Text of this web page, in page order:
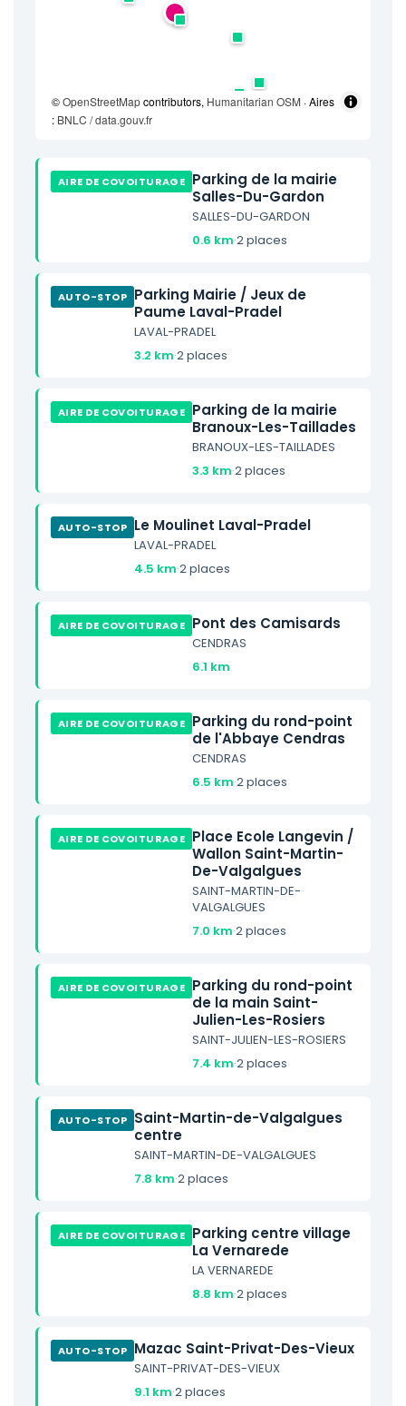
©OpenStreetMapcontributors, Humanitarian OSM · Aires
: BNLC / data.gouv.fr
AIRE DE COVOITURAGE Parking de la mairie
Salles-Du-Gardon
SALLES-DU-GARDON
0.6 km·2 places
AUTO-STOP Parking Mairie / Jeux de
Paume Laval-Pradel
LAVAL-PRADEL
3.2 km·2 places
AIRE DE COVOITURAGE Parking de la mairie
Branoux-Les-Taillades
BRANOUX-LES-TAILLADES
3.3 km·2 places
AUTO-STOP Le Moulinet Laval-Pradel
LAVAL-PRADEL
4.5 km·2 places
AIRE DE COVOITURAGE Pont des Camisards
CENDRAS
6.1 km
AIRE DE COVOITURAGE Parking du rond-point
de l'Abbaye Cendras
CENDRAS
6.5 km·2 places
AIRE DE COVOITURAGE Place Ecole Langevin /
Wallon Saint-Martin-
De-Valgalgues
SAINT-MARTIN-DE-
VALGALGUES
7.0 km·2 places
AIRE DE COVOITURAGE Parking du rond-point
de la main Saint-
Julien-Les-Rosiers
SAINT-JULIEN-LES-ROSIERS
7.4 km·2 places
AUTO-STOP Saint-Martin-de-Valgalgues
centre
SAINT-MARTIN-DE-VALGALGUES
7.8 km·2 places
AIRE DE COVOITURAGE Parking centre village
La Vernarede
LA VERNAREDE
8.8 km·2 places
AUTO-STOP Mazac Saint-Privat-Des-Vieux
SAINT-PRIVAT-DES-VIEUX
9.1 km·2 places